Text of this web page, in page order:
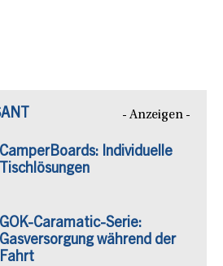
- Anzeigen -
CamperBoards: Individuelle
Tischlösungen
GOK-Caramatic-Serie:
Gasversorgung während der
Fahrt